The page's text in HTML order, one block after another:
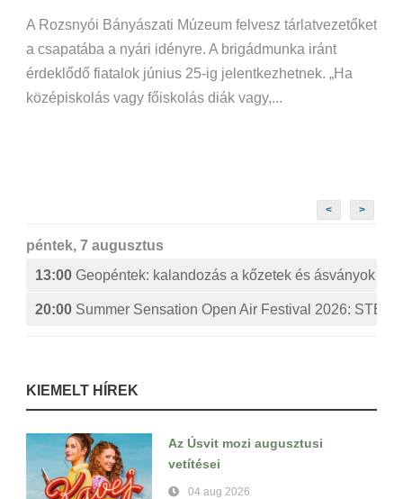
A Rozsnyói Bányászati Múzeum felvesz tárlatvezetőket
a csapatába a nyári idényre. A brigádmunka iránt
érdeklődő fiatalok június 25-ig jelentkezhetnek. „Ha
középiskolás vagy főiskolás diák vagy,...
< >
péntek, 7 augusztus
13:00 Geopéntek: kalandozás a kőzetek és ásványok
20:00 Summer Sensation Open Air Festival 2026:
KIEMELT HÍREK
Az Úsvit mozi augusztusi
vetítései
04 aug 2026